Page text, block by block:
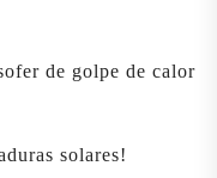
de golpe de calor
solares!